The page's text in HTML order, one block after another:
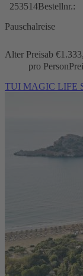
253514Bestellnr.:
Pauschalreise
Alter Preisab €
pro Person
TUI MAGIC LIFE